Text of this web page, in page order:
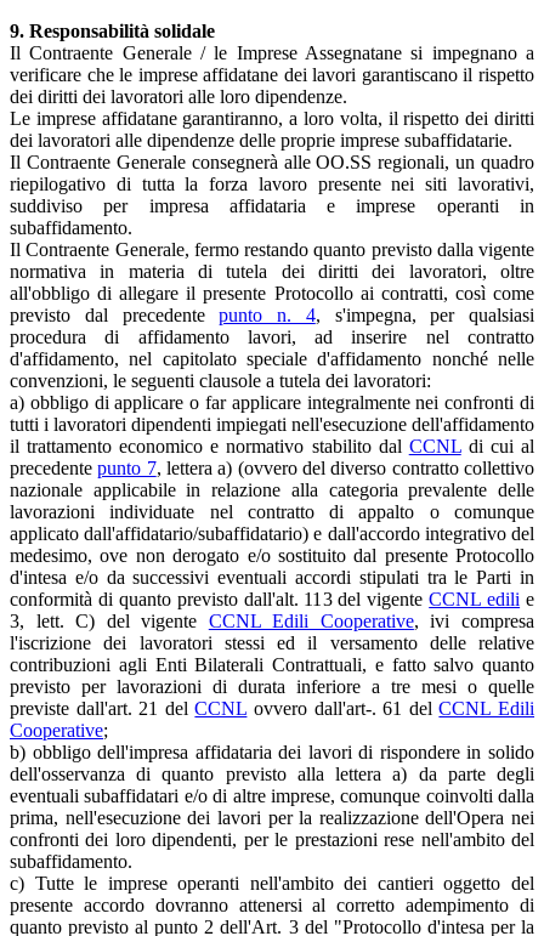
9. Responsabilità solidale
Il Contraente Generale / le Imprese Assegnatane si impegnano a
verificare che le imprese affidatane dei lavori garantiscano il rispetto
dei diritti dei lavoratori alle loro dipendenze.
Le imprese affidatane garantiranno, a loro volta, il rispetto dei diritti
dei lavoratori alle dipendenze delle proprie imprese subaffidatarie.
Il Contraente Generale consegnerà alle OO.SS regionali, un quadro
riepilogativo di tutta la forza lavoro presente nei siti lavorativi,
suddiviso per impresa affidataria e imprese operanti in
subaffidamento.
Il Contraente Generale, fermo restando quanto previsto dalla vigente
normativa in materia di tutela dei diritti dei lavoratori, oltre
all'obbligo di allegare il presente Protocollo ai contratti, così come
previsto dal precedentepunto n. 4, s'impegna, per qualsiasi
procedura di affidamento lavori, ad inserire nel contratto
d'affidamento, nel capitolato speciale d'affidamento nonché nelle
convenzioni, le seguenti clausole a tutela dei lavoratori:
a) obbligo di applicare o far applicare integralmente nei confronti di
tutti i lavoratori dipendenti impiegati nell'esecuzione dell'affidamento
il trattamento economico e normativo stabilito dal CCNLdi cui al
precedentepunto 7, lettera a) (ovvero del diverso contratto collettivo
nazionale applicabile in relazione alla categoria prevalente delle
lavorazioni individuate nel contratto di appalto o comunque
applicato dall'affidatario/subaffidatario) e dall'accordo integrativo del
medesimo, ove non derogato e/o sostituito dal presente Protocollo
d'intesa e/o da successivi eventuali accordi stipulati tra le Parti in
conformità di quanto previsto dall'alt. 113 del vigenteCCNL edili e
3, lett. C) del vigente CCNL Edili Cooperative, ivi compresa
l'iscrizione dei lavoratori stessi ed il versamento delle relative
contribuzioni agli Enti Bilaterali Contrattuali, e fatto salvo quanto
previsto per lavorazioni di durata inferiore a tre mesi o quelle
previste dall'art. 21 delCCNL ovvero dall'art-. 61 delCCNL Edili
Cooperative;
b) obbligo dell'impresa affidataria dei lavori di rispondere in solido
dell'osservanza di quanto previsto alla lettera a) da parte degli
eventuali subaffidatari e/o di altre imprese, comunque coinvolti dalla
prima, nell'esecuzione dei lavori per la realizzazione dell'Opera nei
confronti dei loro dipendenti, per le prestazioni rese nell'ambito del
subaffidamento.
c) Tutte le imprese operanti nell'ambito dei cantieri oggetto del
presente accordo dovranno attenersi al corretto adempimento di
quanto previsto al punto 2 dell'Art. 3 del "Protocollo d'intesa per la